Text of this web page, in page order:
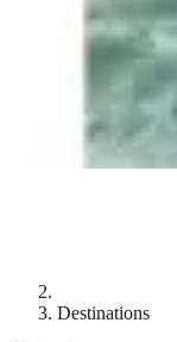
Destinations